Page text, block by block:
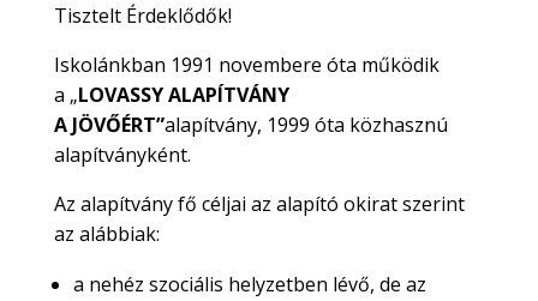
Tisztelt Érdeklődők!
Iskolánkban 1991 novembere óta működik
a „LOVASSY ALAPÍTVÁNY
A JÖVŐÉRT”alapítvány, 1999 óta közhasznú
alapítványként.
Az alapítvány fő céljai az alapító okirat szerint
az alábbiak:
a nehéz szociális helyzetben lévő, de az